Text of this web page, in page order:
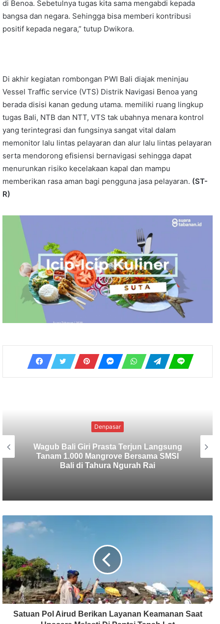
di Benoa. Sebetulnya tugas kita sama mengabdi kepada
bangsa dan negara. Sehingga bisa memberi kontribusi
positif kepada negara,” tutup Dwikora.
Di akhir kegiatan rombongan PWI Bali diajak meninjau
Vessel Traffic service (VTS) Distrik Navigasi Benoa yang
berada disisi kanan gedung utama. memiliki ruang lingkup
tugas Bali, NTB dan NTT, VTS tak ubahnya menara kontrol
yang terintegrasi dan fungsinya sangat vital dalam
memonitor lalu lintas pelayaran dan alur lalu lintas pelayaran
serta mendorong efisiensi bernavigasi sehingga dapat
menurunkan risiko kecelakaan kapal dan mampu
memberikan rasa aman bagi pengguna jasa pelayaran. (ST-
R)
Uncategorized
SMSI Bali Tanam 1.000 Mangrove di
Tahura Ngurah Rai dalam Rangka HPN
2026
Satuan Pol Airud Berikan Layanan Keamanan Saat